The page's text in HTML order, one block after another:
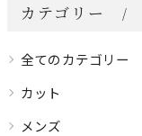
カテゴリー
全てのカテゴリー
カット
メンズ